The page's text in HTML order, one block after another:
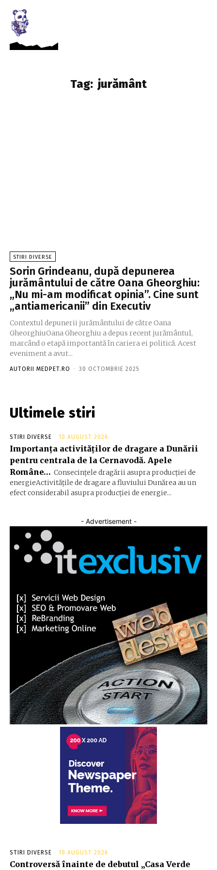
Tag: jurământ
STIRI DIVERSE
Sorin Grindeanu, după depunerea
jurământului de către Oana Gheorghiu:
„Nu mi-am modificat opinia”. Cine sunt
„antiamericanii” din Executiv
Contextul depunerii jurământului de către Oana
GheorghiuOana Gheorghiu a depus recent jurământul,
marcând o etapă importantă în cariera ei politică. Acest
eveniment a avut...
AUTORII MEDPET.RO - 30 OCTOMBRIE 2025
Ultimele stiri
STIRI DIVERSE 10 AUGUST 2026
Importanța activităților de dragare a Dunării
pentru centrala de la Cernavodă. Apele
Române… Consecințele dragării asupra producției de
energieActivitățile de dragare a fluviului Dunărea au un
efect considerabil asupra producției de energie...
- Advertisement -
STIRI DIVERSE 10 AUGUST 2026
Controversă înainte de debutul „Casa Verde